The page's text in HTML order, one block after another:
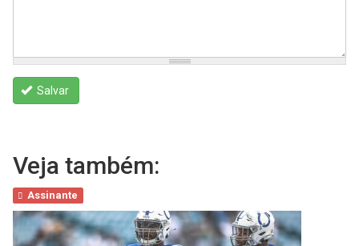
Salvar
Veja também:
Assinante